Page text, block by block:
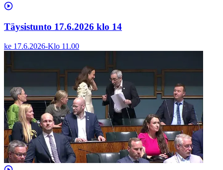
Täysistunto 17.6.2026 klo 14
ke 17.6.2026-Klo 11.00